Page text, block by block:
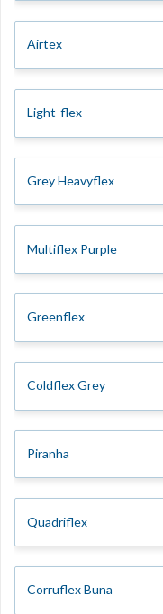
Airtex
Light-flex
Grey Heavyflex
Multiflex Purple
Greenflex
Coldflex Grey
Piranha
Quadriflex
Corruflex Buna